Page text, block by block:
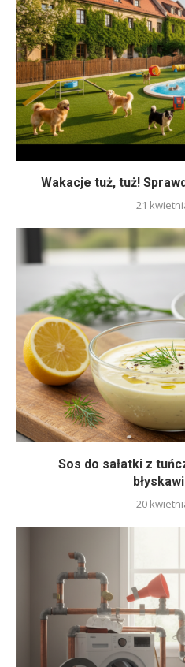
Wakacje tuż, tuż!
21
Sos do sałatki z
20